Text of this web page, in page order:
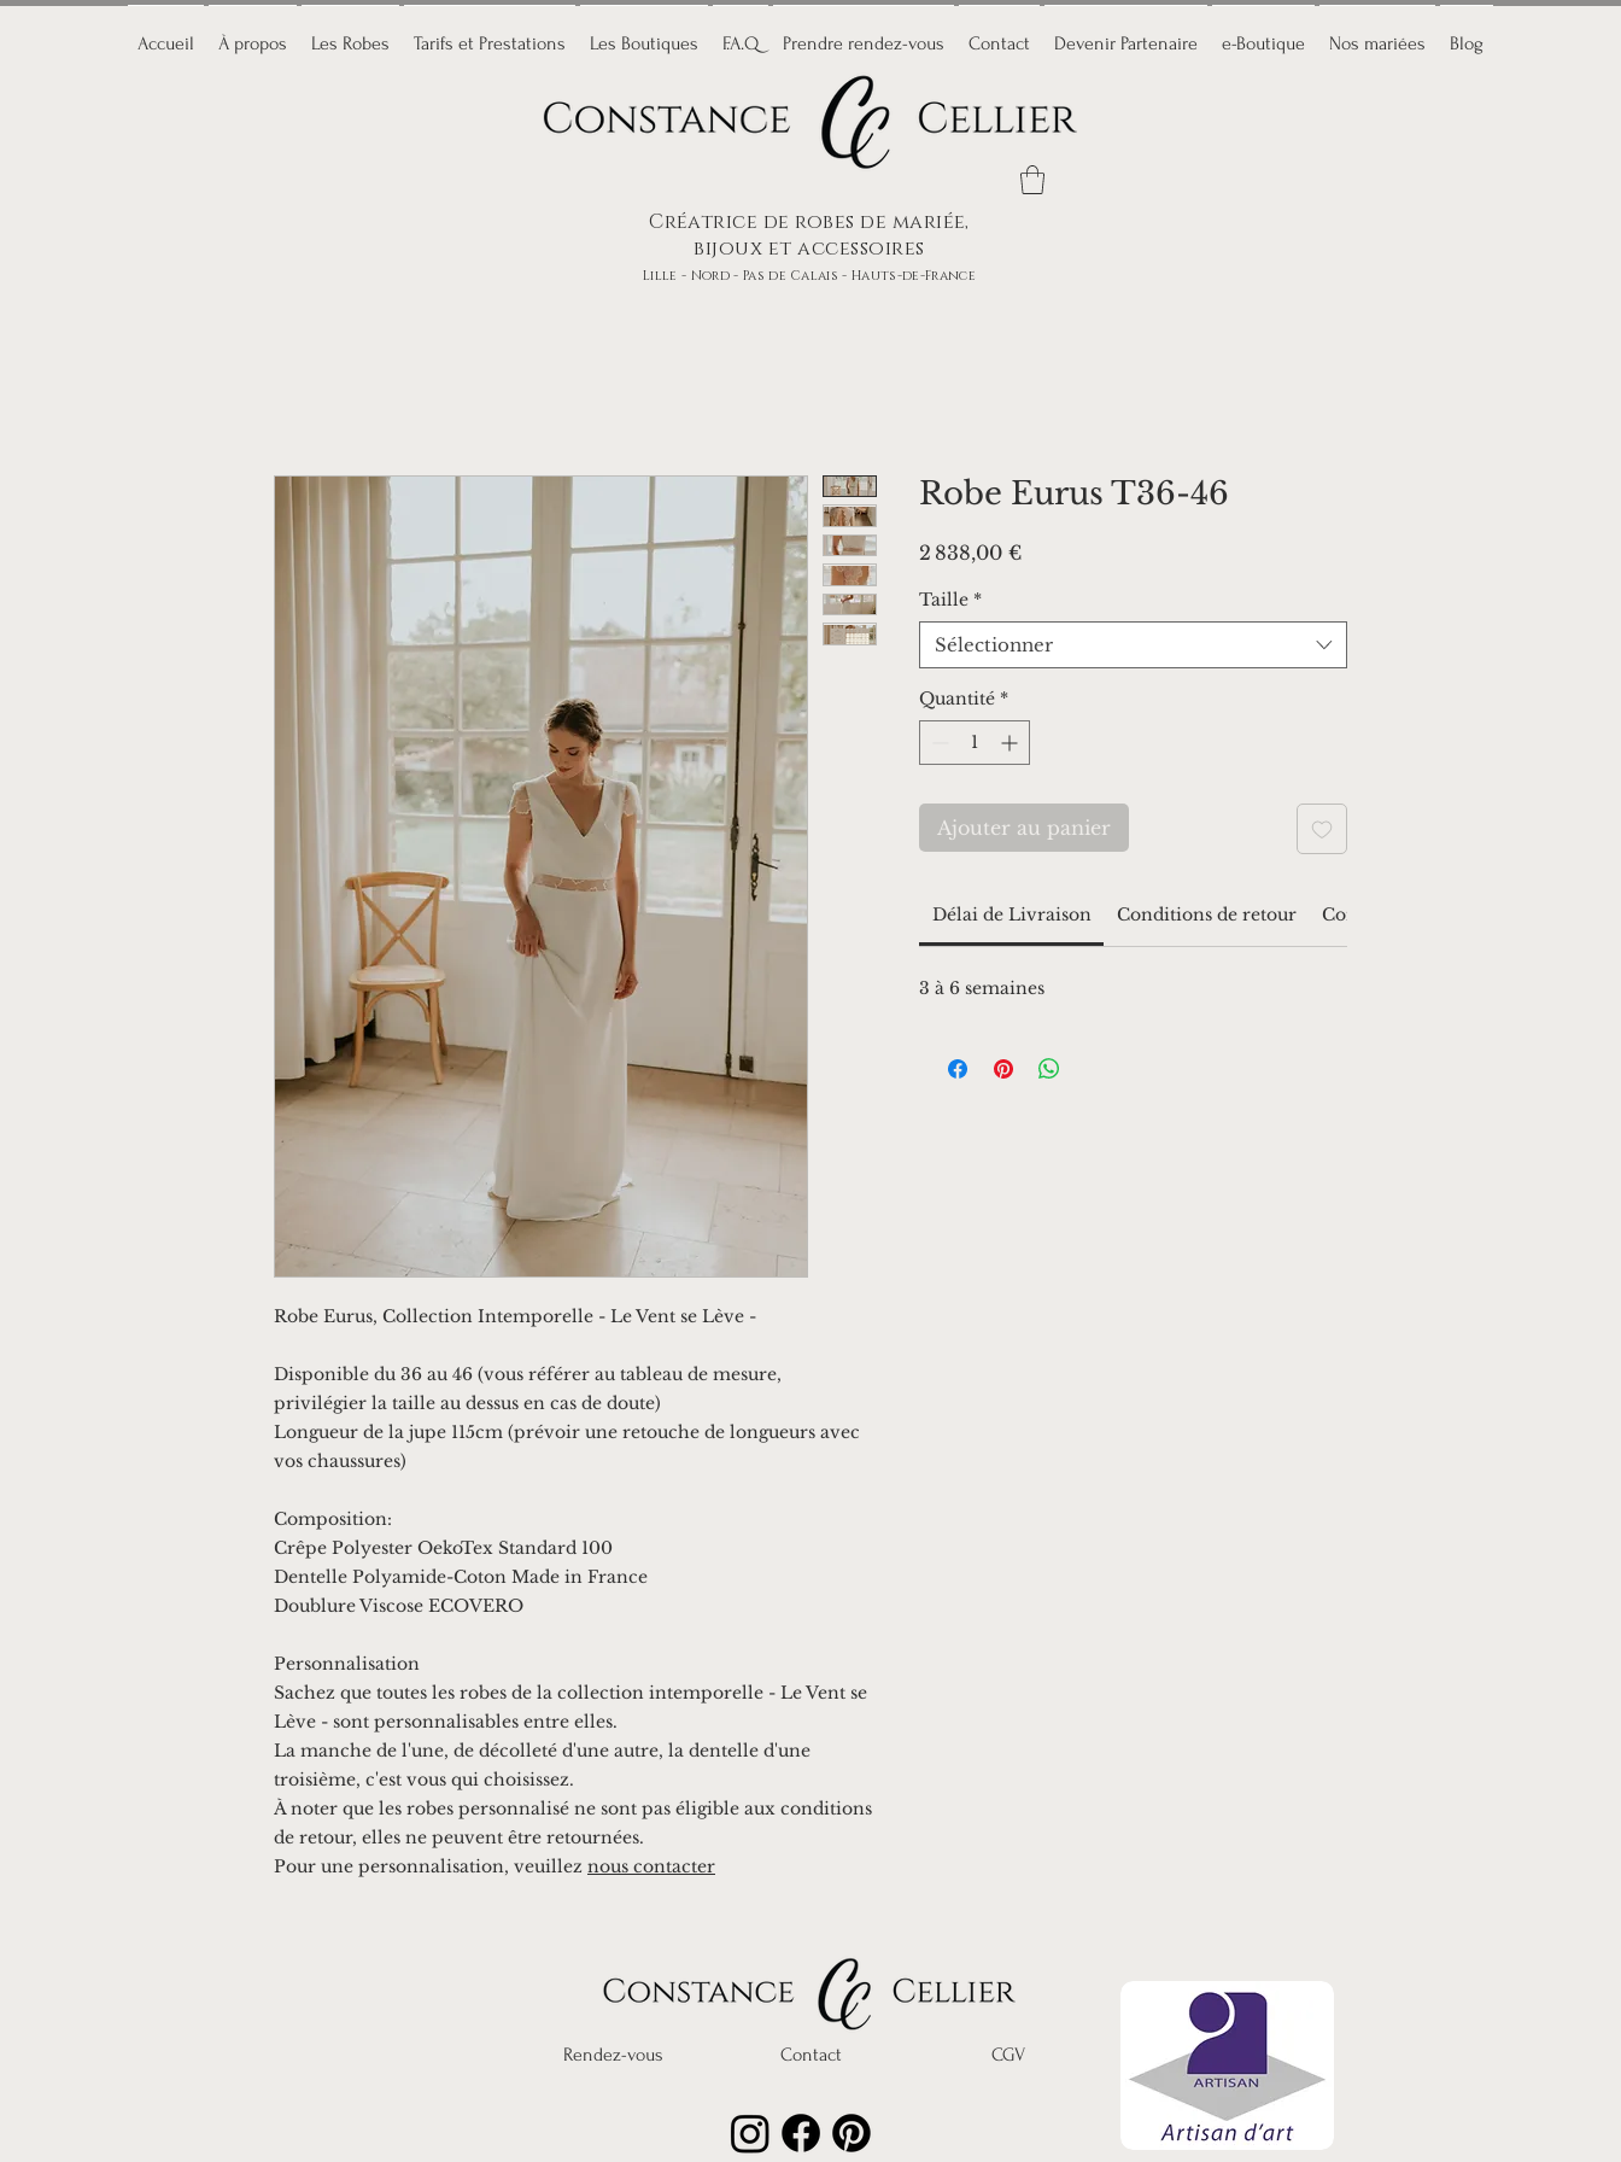
Accueil À propos Les Robes Tarifs et Prestations Les Boutiques F.A.Q Prendre rendez-vous Contact Devenir Partenaire e-Boutique Nos mariées Blog
Créatrice de robes de mariée,
bijoux et accessoires
Lille - Nord - Pas de Calais - Hauts-de-France
Robe Eurus, Collection Intemporelle - Le Vent se Lève -
Disponible du 36 au 46 (vous référer au tableau de mesure,
privilégier la taille au dessus en cas de doute)
Longueur de la jupe 115cm (prévoir une retouche de longueurs avec
vos chaussures)
Composition:
Crêpe Polyester OekoTex Standard 100
Dentelle Polyamide-Coton Made in France
Doublure Viscose ECOVERO
Personnalisation
Sachez que toutes les robes de la collection intemporelle - Le Vent se
Lève - sont personnalisables entre elles.
La manche de l'une, de décolleté d'une autre, la dentelle d'une
troisième, c'est vous qui choisissez.
À noter que les robes personnalisé ne sont pas éligible aux conditions
de retour, elles ne peuvent être retournées.
Pour une personnalisation, veuillez nous contacter
Robe Eurus T36-46
2 838,00 €Prix
Taille *
Sélectionner
Quantité *
Ajouter au panier
Délai de Livraison Conditions de retour Conditions générales de ventes
3 à 6 semaines
Rendez-vous Contact CGV